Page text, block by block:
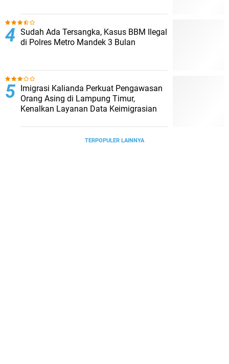
Sudah Ada Tersangka, Kasus BBM Ilegal
di Polres Metro Mandek 3 Bulan
Imigrasi Kalianda Perkuat Pengawasan
Orang Asing di Lampung Timur,
Kenalkan Layanan Data Keimigrasian
TERPOPULER LAINNYA